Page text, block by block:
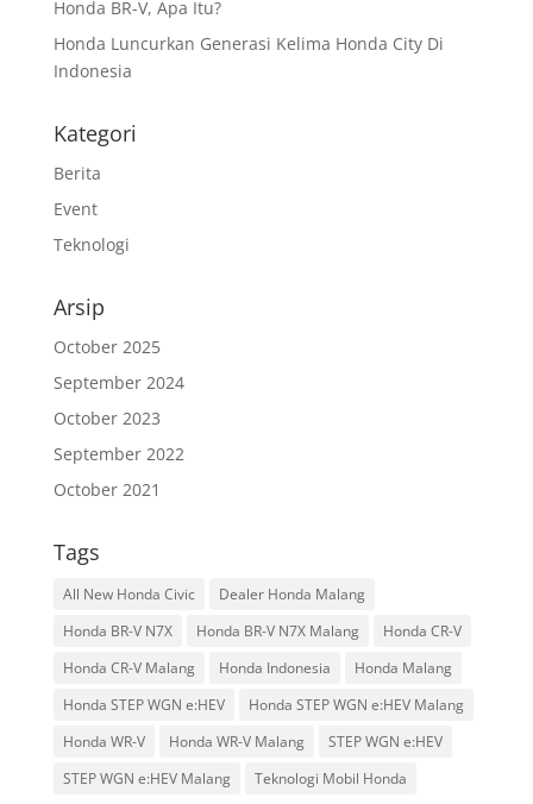
Honda BR-V, Apa Itu?
Honda Luncurkan Generasi Kelima Honda City Di
Indonesia
Kategori
Berita
Event
Teknologi
Arsip
October 2025
September 2024
October 2023
September 2022
October 2021
Tags
All New Honda Civic
Dealer Honda Malang
Honda BR-V N7X
Honda BR-V N7X Malang
Honda CR-V
Honda CR-V Malang
Honda Indonesia
Honda Malang
Honda STEP WGN e:HEV
Honda STEP WGN e:HEV Malang
Honda WR-V
Honda WR-V Malang
STEP WGN e:HEV
STEP WGN e:HEV Malang
Teknologi Mobil Honda